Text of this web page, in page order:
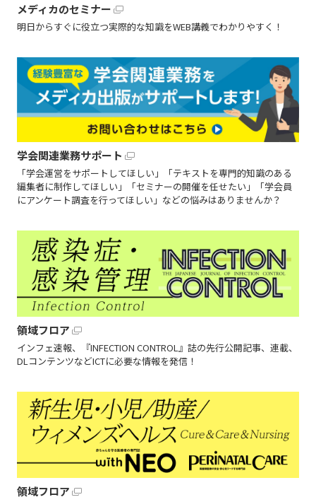
メディカのセミナー
明日からすぐに役立つ実際的な知識をWEB講義でわかりやすく！
学会関連業務サポート
「学会運営をサポートしてほしい」「テキストを専門的知識のある
編集者に制作してほしい」「セミナーの開催を任せたい」「学会員
にアンケート調査を行ってほしい」などの悩みはありませんか？
領域フロア
インフェ速報、『INFECTION CONTROL』誌の先行公開記事、連載、
DLコンテンツなどICTに必要な情報を発信！
領域フロア